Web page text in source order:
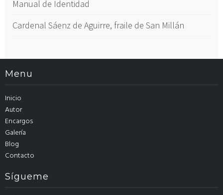
Manual de Identidad
Cardenal Sáenz de Aguirre, fraile de San Millán
Menu
Inicio
Autor
Encargos
Galería
Blog
Contacto
Sígueme